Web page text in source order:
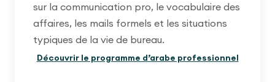
sur la communication pro, le vocabulaire des
affaires, les mails formels et les situations
typiques de la vie de bureau.
Découvrir le programme d’arabe professionnel